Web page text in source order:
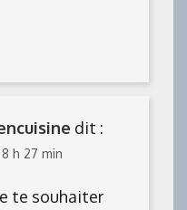
dit :
8 h 27 min
te souhaiter